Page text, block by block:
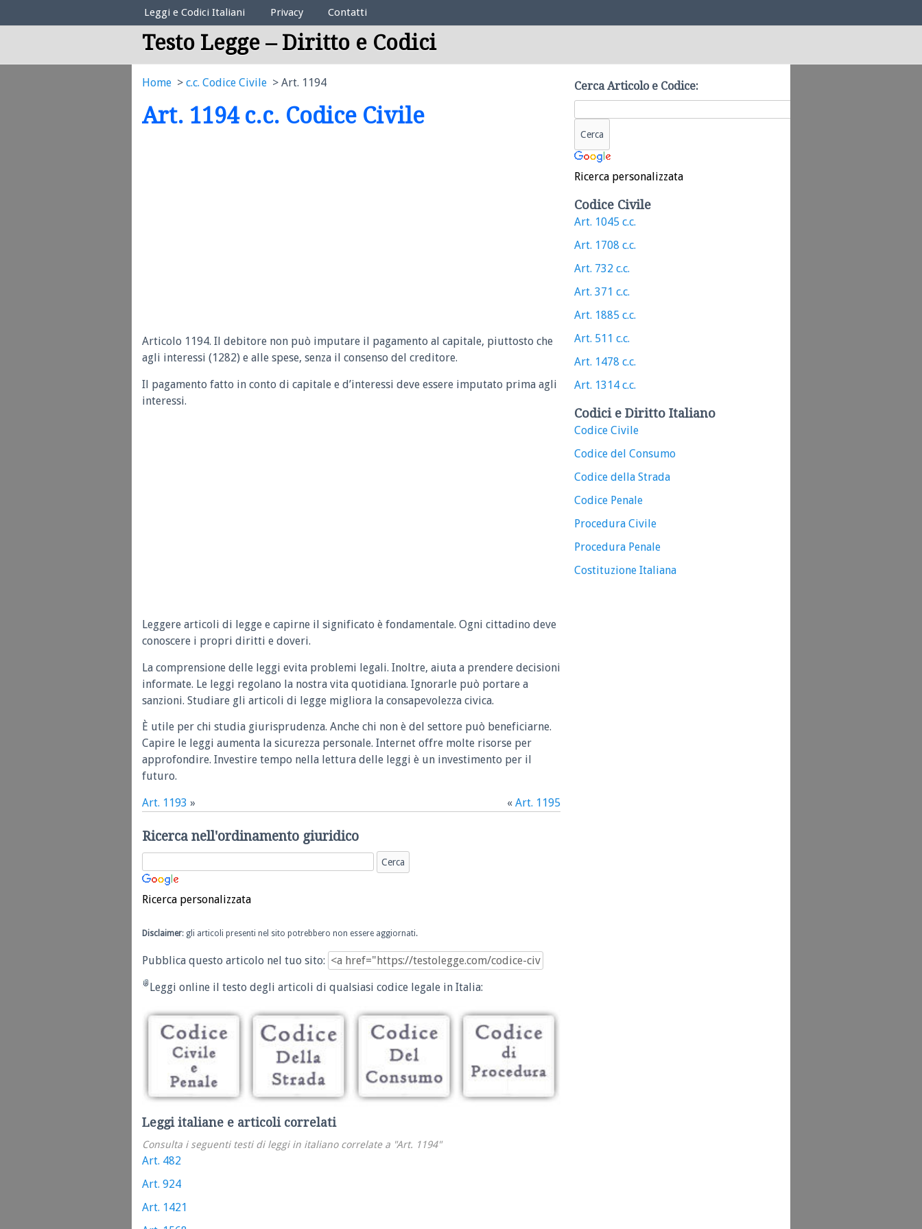
Elenco Codici Legali
Leggi e Codici Italiani Privacy Contatti
Testo Legge – Diritto e Codici
Home c.c. Codice Civile Art. 1194
Art. 1194 c.c. Codice Civile
Articolo 1194. Il debitore non può imputare il pagamento al capitale, piuttosto che
agli interessi (1282) e alle spese, senza il consenso del creditore.
Il pagamento fatto in conto di capitale e d’interessi deve essere imputato prima agli
interessi.
Leggere articoli di legge e capirne il significato è fondamentale. Ogni cittadino deve
conoscere i propri diritti e doveri.
La comprensione delle leggi evita problemi legali. Inoltre, aiuta a prendere decisioni
informate. Le leggi regolano la nostra vita quotidiana. Ignorarle può portare a
sanzioni. Studiare gli articoli di legge migliora la consapevolezza civica.
È utile per chi studia giurisprudenza. Anche chi non è del settore può beneficiarne.
Capire le leggi aumenta la sicurezza personale. Internet offre molte risorse per
approfondire. Investire tempo nella lettura delle leggi è un investimento per il
futuro.
Art. 1193 » « Art. 1195
Ricerca nell'ordinamento giuridico
Ricerca personalizzata
Disclaimer: gli articoli presenti nel sito potrebbero non essere aggiornati.
Pubblica questo articolo nel tuo sito:
Leggi online il testo degli articoli di qualsiasi codice legale in Italia:
Leggi italiane e articoli correlati
Consulta i seguenti testi di leggi in italiano correlate a "Art. 1194"
Art. 482
Art. 924
Art. 1421
Cerca Articolo e Codice:
Ricerca personalizzata
Codice Civile
Art. 1045 c.c.
Art. 1708 c.c.
Art. 732 c.c.
Art. 371 c.c.
Art. 1885 c.c.
Art. 511 c.c.
Art. 1478 c.c.
Art. 1314 c.c.
Codici e Diritto Italiano
Codice Civile
Codice del Consumo
Codice della Strada
Codice Penale
Procedura Civile
Procedura Penale
Costituzione Italiana